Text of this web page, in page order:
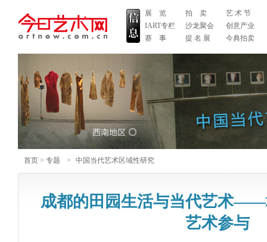
展 览
IART专栏
赛 事
拍 卖
沙龙聚会
提 名 展
艺 术 节
创意产业
今典拍卖
首页 > 专题 > 中国当代艺术区域性研究
成都的田园生活与当代艺术——
艺术参与